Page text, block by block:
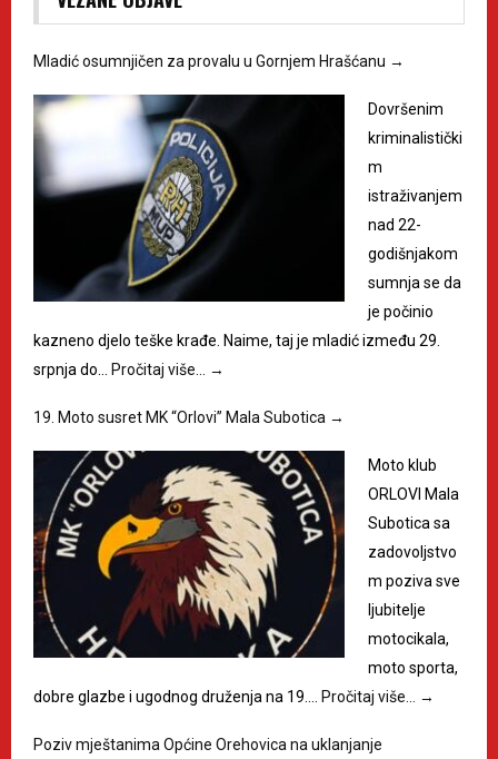
Mladić osumnjičen za provalu u Gornjem Hrašćanu →
Dovršenim
kriminalistički
m
istraživanjem
nad 22-
godišnjakom
sumnja se da
je počinio
kazneno djelo teške krađe. Naime, taj je mladić između 29.
srpnja do…
Pročitaj više… →
19. Moto susret MK “Orlovi” Mala Subotica →
Moto klub
ORLOVI Mala
Subotica sa
zadovoljstvo
m poziva sve
ljubitelje
motocikala,
moto sporta,
dobre glazbe i ugodnog druženja na 19.…
Pročitaj više… →
Poziv mještanima Općine Orehovica na uklanjanje